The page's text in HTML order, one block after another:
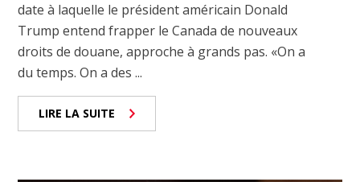
date à laquelle le président américain Donald
Trump entend frapper le Canada de nouveaux
droits de douane, approche à grands pas. «On a
du temps. On a des ...
LIRE LA SUITE